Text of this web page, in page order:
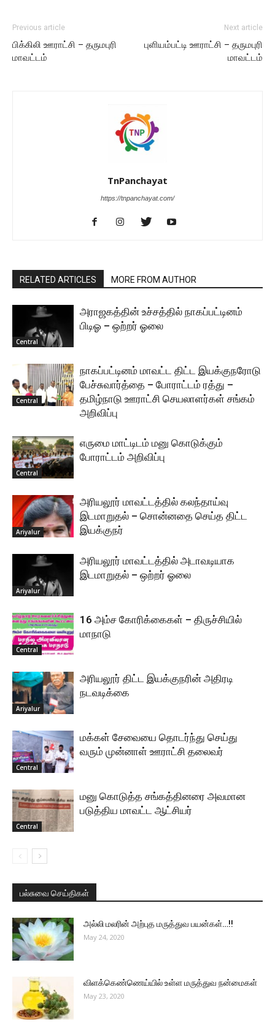
Previous article
பிக்கிலி ஊராட்சி – தருமபுரி
மாவட்டம்
Next article
புளியம்பட்டி ஊராட்சி – தருமபுரி
மாவட்டம்
TnPanchayat
https://tnpanchayat.com/
RELATED ARTICLES MORE FROM AUTHOR
Central
அராஜகத்தின் உச்சத்தில் நாகப்பட்டினம்
பிடிஓ – ஒற்றர் ஓலை
Central
நாகப்பட்டினம் மாவட்ட திட்ட இயக்குநரோடு
பேச்சுவார்த்தை – போராட்டம் ரத்து –
தமிழ்நாடு ஊராட்சி செயலாளர்கள் சங்கம்
அறிவிப்பு
Central
எருமை மாட்டிடம் மனு கொடுக்கும்
போராட்டம் அறிவிப்பு
Ariyalur
அரியலூர் மாவட்டத்தில் கலந்தாய்வு
இடமாறுதல் – சொன்னதை செய்த திட்ட
இயக்குநர்
Ariyalur
அரியலூர் மாவட்டத்தில் அடாவடியாக
இடமாறுதல் – ஒற்றர் ஓலை
Central
16 அம்ச கோரிக்கைகள் – திருச்சியில்
மாநாடு
Ariyalur
அரியலூர் திட்ட இயக்குநரின் அதிரடி
நடவடிக்கை
Central
மக்கள் சேவையை தொடர்ந்து செய்து
வரும் முன்னாள் ஊராட்சி தலைவர்
Central
மனு கொடுத்த சங்கத்தினரை அவமான
படுத்திய மாவட்ட ஆட்சியர்
பல்சுவை செய்திகள்
அல்லி மலரின் அற்புத மருத்துவ பயன்கள்…!!
May 24, 2020
விளக்கெண்ணெய்யில் உள்ள மருத்துவ நன்மைகள்
May 23, 2020